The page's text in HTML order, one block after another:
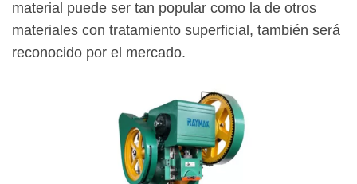
material puede ser tan popular como la de otros
materiales con tratamiento superficial, también será
reconocido por el mercado.